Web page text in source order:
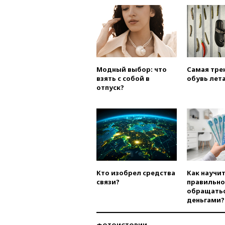
Модный выбор: что
взять с собой в
отпуск?
Самая
обувь
Кто изобрел средства
связи?
Как
правильно
деньгами?